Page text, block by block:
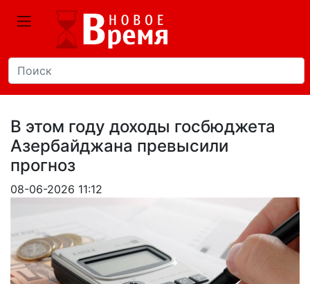
В этом году доходы госбюджета
Азербайджана превысили
прогноз
08-06-2026 11:12